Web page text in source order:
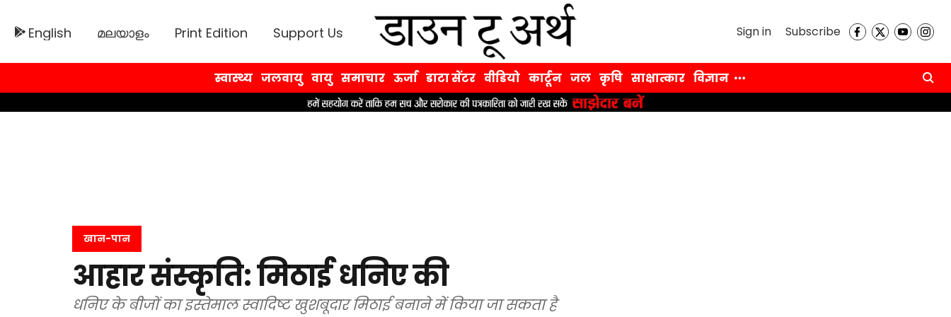
English മലയാളം Print Edition Support Us Sign in Subscribe
स्वास्थ्य जलवायु वायु समाचार ऊर्जा डाटा सेंटर वीडियो कार्टून जल कृषि साक्षात्कार विज्ञान
खान-पान
आहार संस्कृति: मिठाई धनिए की
धनिए के बीजों का इस्तेमाल स्वादिष्ट खुशबूदार मिठाई बनाने में किया जा सकता है